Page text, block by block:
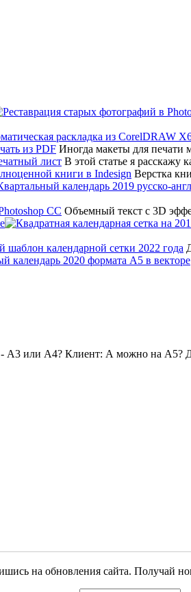
Иногда макеты для печати
В этой статье я расскажу
Верстка
Объемный текст с 3D
- А3 или А4? Клиент: А можно на
на обновления сайта. Получай